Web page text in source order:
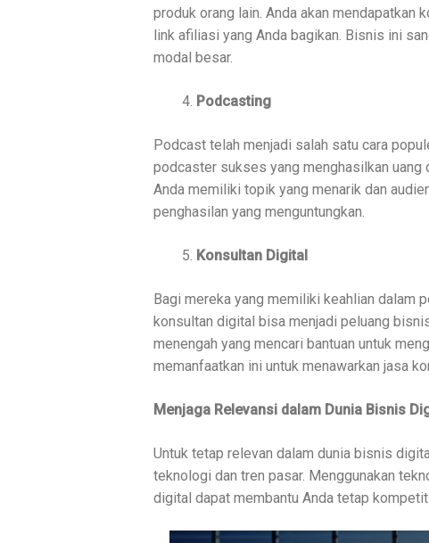
produk orang lain. Anda akan
link afiliasi yang Anda bagikan. Bisnis ini
modal besar.
Podcasting
Podcast telah menjadi salah satu cara
podcaster sukses yang menghasilkan
Anda memiliki topik yang menarik dan
penghasilan yang menguntungkan.
Konsultan Digital
Bagi mereka yang memiliki keahlian dalam
konsultan digital bisa menjadi peluang
menengah yang mencari bantuan untuk
memanfaatkan ini untuk menawarkan jasa
Menjaga Relevansi dalam Dunia Bisnis
Untuk tetap relevan dalam dunia bisnis
teknologi dan tren pasar. Menggunakan
digital dapat membantu Anda tetap